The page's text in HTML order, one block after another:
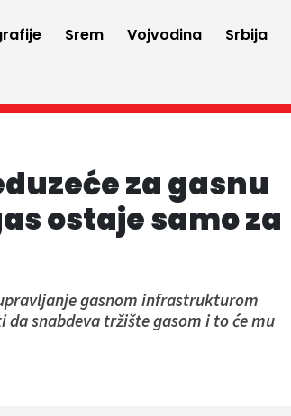
Srem Vojvodina Srbija
za gasnu
ostaje samo za
gasnom infrastrukturom
snabdeva tržište gasom i to će mu